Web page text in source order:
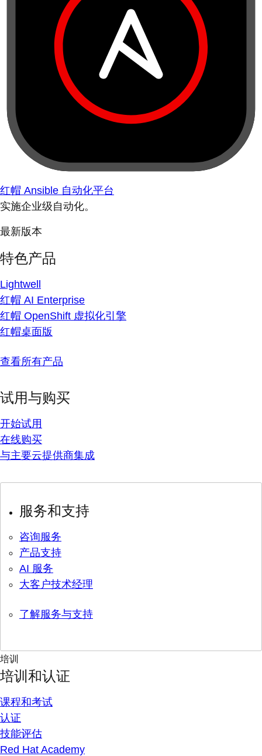
红帽 Ansible 自动化平台
实施企业级自动化。
最新版本
特色产品
Lightwell
红帽 AI Enterprise
红帽 OpenShift 虚拟化引擎
红帽桌面版
查看所有产品
试用与购买
开始试用
在线购买
与主要云提供商集成
服务和支持
咨询服务
产品支持
AI 服务
大客户技术经理
了解服务与支持
培训
培训和认证
课程和考试
认证
技能评估
Red Hat Academy